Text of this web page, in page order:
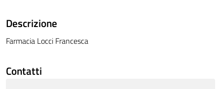
Descrizione
Farmacia Locci Francesca
Contatti